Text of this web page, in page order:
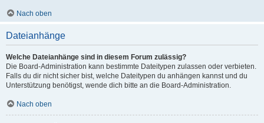
Nach oben
Dateianhänge
Welche Dateianhänge sind in diesem Forum zulässig?
Die Board-Administration kann bestimmte Dateitypen zulassen oder verbieten.
Falls du dir nicht sicher bist, welche Dateitypen du anhängen kannst und du
Unterstützung benötigst, wende dich bitte an die Board-Administration.
Nach oben